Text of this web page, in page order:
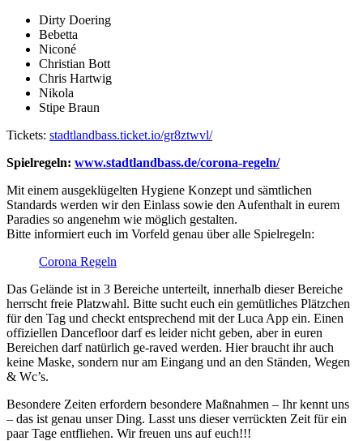
Dirty Doering
Bebetta
Niconé
Christian Bott
Chris Hartwig
Nikola
Stipe Braun
Tickets: stadtlandbass.ticket.io/gr8ztwvl/
Spielregeln: www.stadtlandbass.de/corona-regeln/
Mit einem ausgeklügelten Hygiene Konzept und sämtlichen
Standards werden wir den Einlass sowie den Aufenthalt in eurem
Paradies so angenehm wie möglich gestalten.
Bitte informiert euch im Vorfeld genau über alle Spielregeln:
Corona Regeln
Das Gelände ist in 3 Bereiche unterteilt, innerhalb dieser Bereiche
herrscht freie Platzwahl. Bitte sucht euch ein gemütliches Plätzchen
für den Tag und checkt entsprechend mit der Luca App ein. Einen
offiziellen Dancefloor darf es leider nicht geben, aber in euren
Bereichen darf natürlich ge-raved werden. Hier braucht ihr auch
keine Maske, sondern nur am Eingang und an den Ständen, Wegen
& Wc’s.
Besondere Zeiten erfordern besondere Maßnahmen – Ihr kennt uns
– das ist genau unser Ding. Lasst uns dieser verrückten Zeit für ein
paar Tage entfliehen. Wir freuen uns auf euch!!!